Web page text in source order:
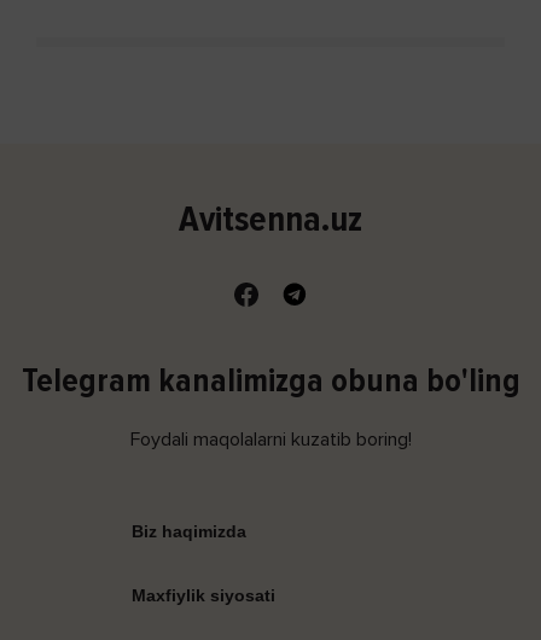
Avitsenna.uz
Telegram kanalimizga obuna bo'ling
Foydali maqolalarni kuzatib boring!
Biz haqimizda
Maxfiylik siyosati